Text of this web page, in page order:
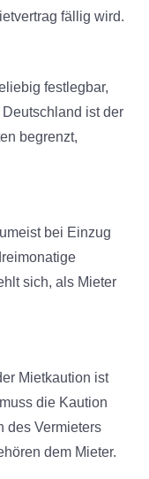
fällig wird.
festlegbar,
ist der
begrenzt,
bei Einzug
sich, als Mieter
Mietkaution ist
die Kaution
des Vermieters
dem Mieter.